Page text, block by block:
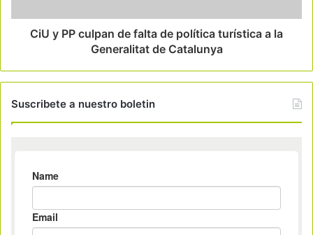
CiU y PP culpan de falta de política turística a la
Generalitat de Catalunya
Suscribete a nuestro boletin